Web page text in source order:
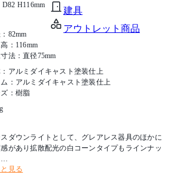
建具
アウトレット商品
D82 H116mm
82mm
：116mm
法：直径75mm
アルミダイキャスト塗装仕上
ム：アルミダイキャスト塗装仕上
：樹脂
ダウンライトとして、グレアレス器具のほかに
があり拡散配光の白コーンタイプもラインナッ
らかい広がりの光は、幅広い空間用途にお使いい
見る